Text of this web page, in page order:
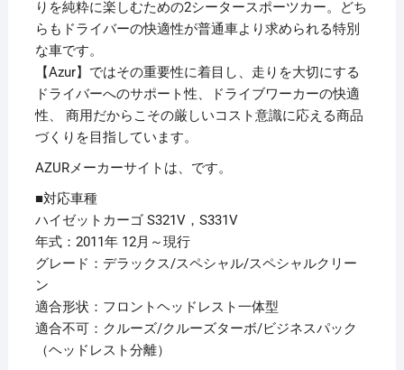
りを純粋に楽しむための2シータースポーツカー。どち
らもドライバーの快適性が普通車より求められる特別
な車です。
【Azur】ではその重要性に着目し、走りを大切にする
ドライバーへのサポート性、ドライブワーカーの快適
性、 商用だからこその厳しいコスト意識に応える商品
づくりを目指しています。
AZURメーカーサイトは、です。
■対応車種
ハイゼットカーゴ S321V，S331V
年式：2011年 12月～現行
グレード：デラックス/スペシャル/スペシャルクリー
ン
適合形状：フロントヘッドレスト一体型
適合不可：クルーズ/クルーズターボ/ビジネスパック
（ヘッドレスト分離）